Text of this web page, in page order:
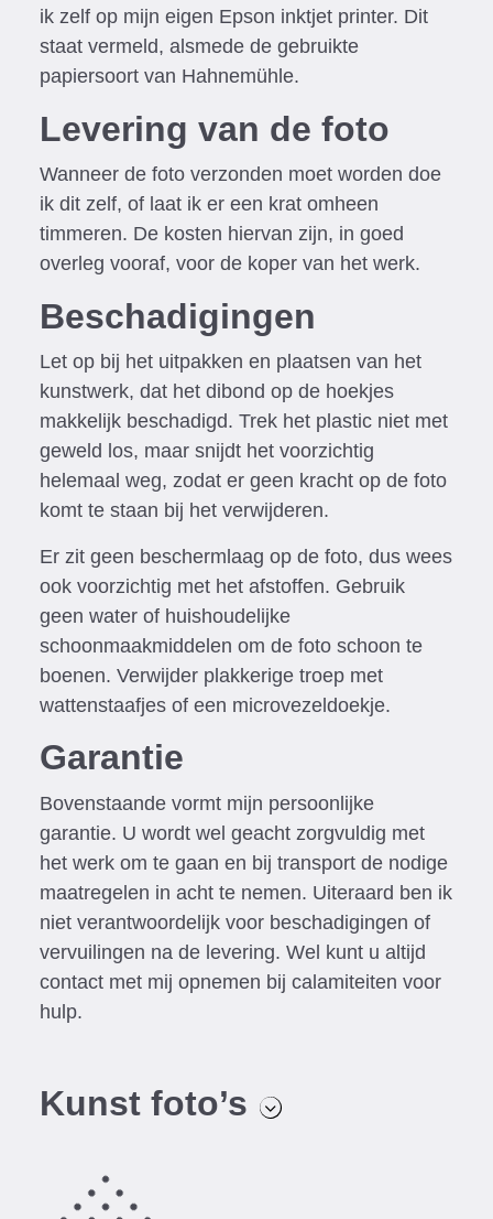
ik zelf op mijn eigen Epson inktjet printer. Dit
staat vermeld, alsmede de gebruikte
papiersoort van Hahnemühle.
Levering van de foto
Wanneer de foto verzonden moet worden doe
ik dit zelf, of laat ik er een krat omheen
timmeren. De kosten hiervan zijn, in goed
overleg vooraf, voor de koper van het werk.
Beschadigingen
Let op bij het uitpakken en plaatsen van het
kunstwerk, dat het dibond op de hoekjes
makkelijk beschadigd. Trek het plastic niet met
geweld los, maar snijdt het voorzichtig
helemaal weg, zodat er geen kracht op de foto
komt te staan bij het verwijderen.
Er zit geen beschermlaag op de foto, dus wees
ook voorzichtig met het afstoffen. Gebruik
geen water of huishoudelijke
schoonmaakmiddelen om de foto schoon te
boenen. Verwijder plakkerige troep met
wattenstaafjes of een microvezeldoekje.
Garantie
Bovenstaande vormt mijn persoonlijke
garantie. U wordt wel geacht zorgvuldig met
het werk om te gaan en bij transport de nodige
maatregelen in acht te nemen. Uiteraard ben ik
niet verantwoordelijk voor beschadigingen of
vervuilingen na de levering. Wel kunt u altijd
contact met mij opnemen bij calamiteiten voor
hulp.
Kunst foto’s